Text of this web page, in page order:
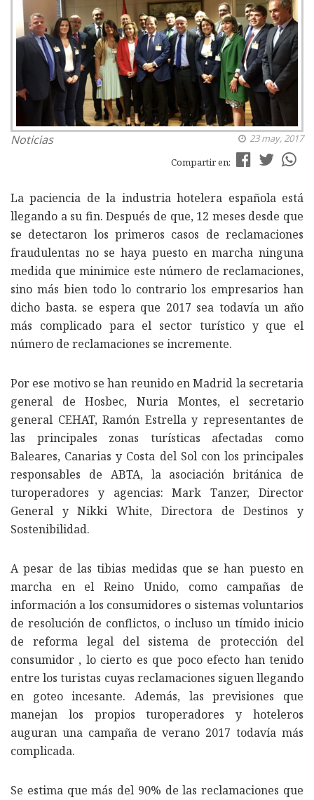
Noticias
23 may, 2017
Compartir en:
La paciencia de la industria hotelera española está
llegando a su fin. Después de que, 12 meses desde que
se detectaron los primeros casos de reclamaciones
fraudulentas no se haya puesto en marcha ninguna
medida que minimice este número de reclamaciones,
sino más bien todo lo contrario los empresarios han
dicho basta. se espera que 2017 sea todavía un año
más complicado para el sector turístico y que el
número de reclamaciones se incremente.
Por ese motivo se han reunido en Madrid la secretaria
general de Hosbec, Nuria Montes, el secretario
general CEHAT, Ramón Estrella y representantes de
las principales zonas turísticas afectadas como
Baleares, Canarias y Costa del Sol con los principales
responsables de ABTA, la asociación británica de
turoperadores y agencias: Mark Tanzer, Director
General y Nikki White, Directora de Destinos y
Sostenibilidad.
A pesar de las tibias medidas que se han puesto en
marcha en el Reino Unido, como campañas de
información a los consumidores o sistemas voluntarios
de resolución de conflictos, o incluso un tímido inicio
de reforma legal del sistema de protección del
consumidor , lo cierto es que poco efecto han tenido
entre los turistas cuyas reclamaciones siguen llegando
en goteo incesante. Además, las previsiones que
manejan los propios turoperadores y hoteleros
auguran una campaña de verano 2017 todavía más
complicada.
Se estima que más del 90% de las reclamaciones que